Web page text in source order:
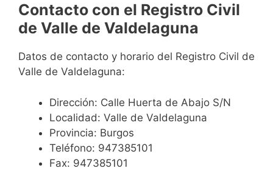
Contacto con el Registro Civil
de Valle de Valdelaguna
Datos de contacto y horario del Registro Civil de
Valle de Valdelaguna:
Dirección: Calle Huerta de Abajo S/N
Localidad: Valle de Valdelaguna
Provincia: Burgos
Teléfono: 947385101
Fax: 947385101